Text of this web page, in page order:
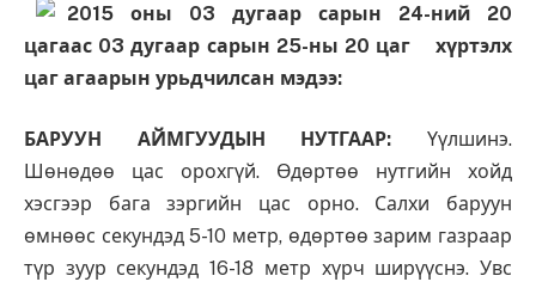
2015 оны 03 дугаар сарын 24-ний 20
цагаас 03 дугаар сарын 25-ны 20 цаг хүртэлх
цаг агаарын урьдчилсан мэдээ:
БАРУУН АЙМГУУДЫН НУТГААР: Үүлшинэ.
Шөнөдөө цас орохгүй. Өдөртөө нутгийн хойд
хэсгээр бага зэргийн цас орно. Салхи баруун
өмнөөс секундэд 5-10 метр, өдөртөө зарим газраар
түр зуур секундэд 16-18 метр хүрч ширүүснэ. Увс